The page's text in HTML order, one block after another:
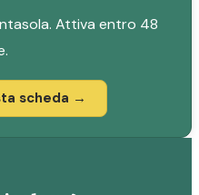
Attiva entro 48
scheda →